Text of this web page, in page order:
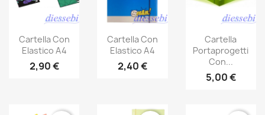
Cartella Con
Elastico A4
2,90 €
Cartella Con
Elastico A4
2,40 €
Cartella
Portaprogetti
Con...
5,00 €